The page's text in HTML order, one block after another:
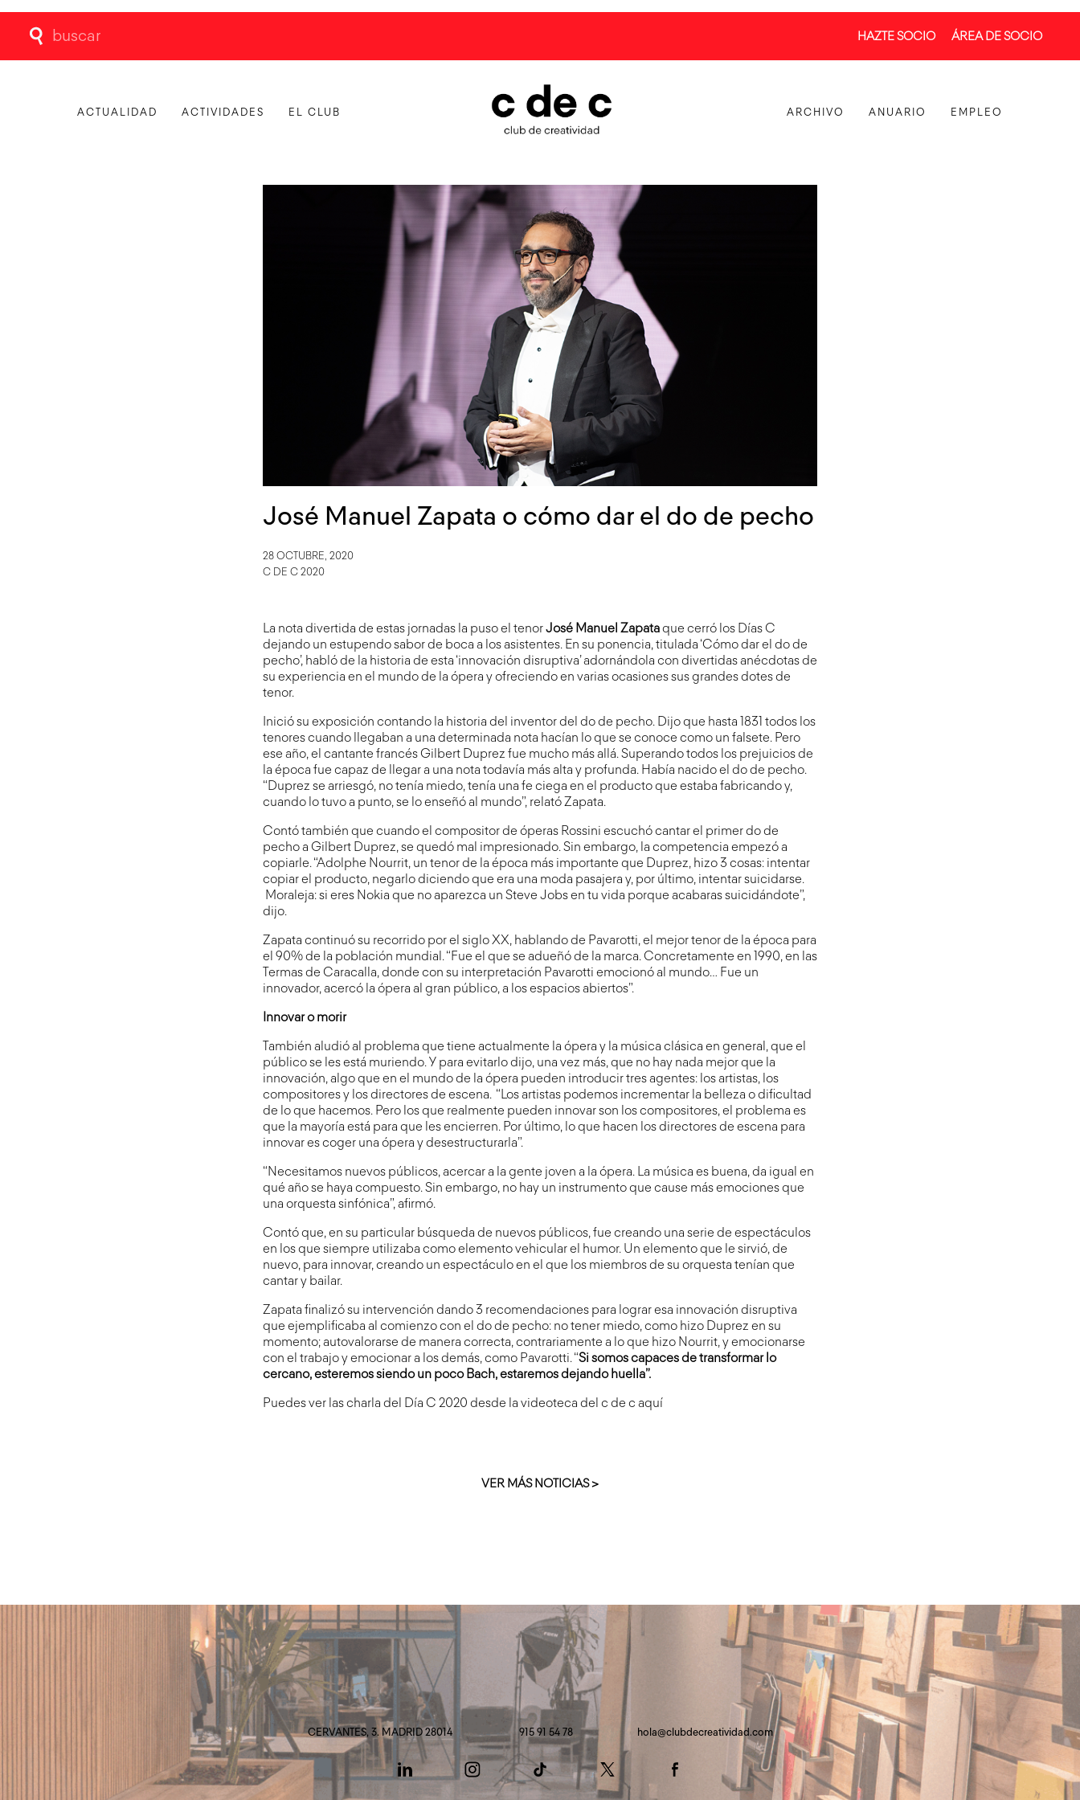
Buscar: HAZTE SOCIO ÁREA DE SOCIO
ACTUALIDAD ACTIVIDADES EL CLUB ARCHIVO ANUARIO EMPLEO
José Manuel Zapata o cómo dar el do de pecho
28 OCTUBRE, 2020
C DE C 2020
La nota divertida de estas jornadas la puso el tenorJosé Manuel Zapataque cerró los Días C
dejando un estupendo sabor de boca a los asistentes. En su ponencia, titulada ‘Cómo dar el do de
pecho’, habló de la historia de esta ‘innovación disruptiva’ adornándola con divertidas anécdotas de
su experiencia en el mundo de la ópera y ofreciendo en varias ocasiones sus grandes dotes de
tenor.
Inició su exposición contando la historia del inventor del do de pecho. Dijo que hasta 1831 todos los
tenores cuando llegaban a una determinada nota hacían lo que se conoce como un falsete. Pero
ese año, el cantante francés Gilbert Duprez fue mucho más allá. Superando todos los prejuicios de
la época fue capaz de llegar a una nota todavía más alta y profunda. Había nacido el do de pecho.
“Duprez se arriesgó, no tenía miedo, tenía una fe ciega en el producto que estaba fabricando y,
cuando lo tuvo a punto, se lo enseñó al mundo”, relató Zapata.
Contó también que cuando el compositor de óperas Rossini escuchó cantar el primer do de
pecho a Gilbert Duprez, se quedó mal impresionado. Sin embargo, la competencia empezó a
copiarle. “Adolphe Nourrit, un tenor de la época más importante que Duprez, hizo 3 cosas: intentar
copiar el producto, negarlo diciendo que era una moda pasajera y, por último, intentar suicidarse.
Moraleja: si eres Nokia que no aparezca un Steve Jobs en tu vida porque acabaras suicidándote”,
dijo.
Zapata continuó su recorrido por el siglo XX, hablando de Pavarotti, el mejor tenor de la época para
el 90% de la población mundial. “Fue el que se adueñó de la marca. Concretamente en 1990, en las
Termas de Caracalla, donde con su interpretación Pavarotti emocionó al mundo… Fue un
innovador, acercó la ópera al gran público, a los espacios abiertos”.
Innovar o morir
También aludió al problema que tiene actualmente la ópera y la música clásica en general, que el
público se les está muriendo. Y para evitarlo dijo, una vez más, que no hay nada mejor que la
innovación, algo que en el mundo de la ópera pueden introducir tres agentes: los artistas, los
compositores y los directores de escena. “Los artistas podemos incrementar la belleza o dificultad
de lo que hacemos. Pero los que realmente pueden innovar son los compositores, el problema es
que la mayoría está para que les encierren. Por último, lo que hacen los directores de escena para
innovar es coger una ópera y desestructurarla”.
“Necesitamos nuevos públicos, acercar a la gente joven a la ópera. La música es buena, da igual en
qué año se haya compuesto. Sin embargo, no hay un instrumento que cause más emociones que
una orquesta sinfónica”, afirmó.
Contó que, en su particular búsqueda de nuevos públicos, fue creando una serie de espectáculos
en los que siempre utilizaba como elemento vehicular el humor. Un elemento que le sirvió, de
nuevo, para innovar, creando un espectáculo en el que los miembros de su orquesta tenían que
cantar y bailar.
Zapata finalizó su intervención dando 3 recomendaciones para lograr esa innovación disruptiva
que ejemplificaba al comienzo con el do de pecho: no tener miedo, como hizo Duprez en su
momento; autovalorarse de manera correcta, contrariamente a lo que hizo Nourrit, y emocionarse
con el trabajo y emocionar a los demás, como Pavarotti. “Si somos capaces de transformar lo
cercano, esteremos siendo un poco Bach, estaremos dejando huella”.
Puedes ver las charla del Día C 2020 desde la videoteca del c de c aquí
VER MÁS NOTICIAS >
CERVANTES, 3. MADRID 28014 915 91 54 78 hola@clubdecreatividad.com